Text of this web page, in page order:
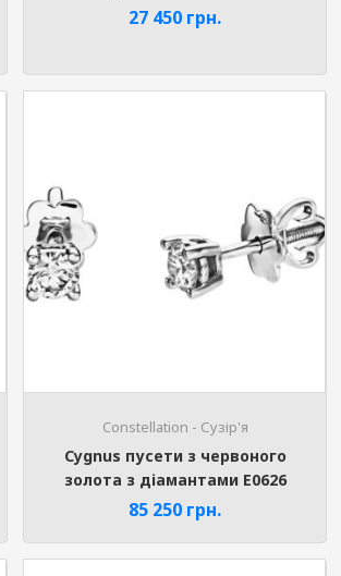
27 450 грн.
Constellation - Сузір'я
Cygnus пусети з червоного
золота з діамантами E0626
85 250 грн.